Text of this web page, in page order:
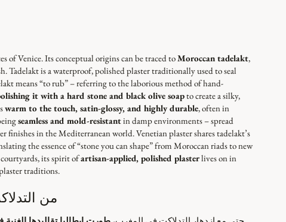
of Venice. Its conceptual origins can be traced toMoroccan tadelakt,
is a waterproof, polished plaster traditionally used to seal
means “to rub” – referring to the laborious method of hand-
it with a hard stone and black olive soapto create a silky,
warm to the touch, satin-glossy, and highly durable, often in
seamless and mold-resistantin damp environments – spread
in the Mediterranean world. Venetian plaster shares tadelakt’s
the essence of “stone you can shape” from Moroccan riads to new
courtyards, its spirit ofartisan-applied, polished plasterlives on in
traditions.
من